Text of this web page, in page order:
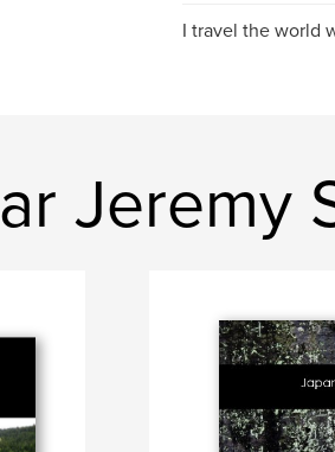
I travel the world
Jeremy